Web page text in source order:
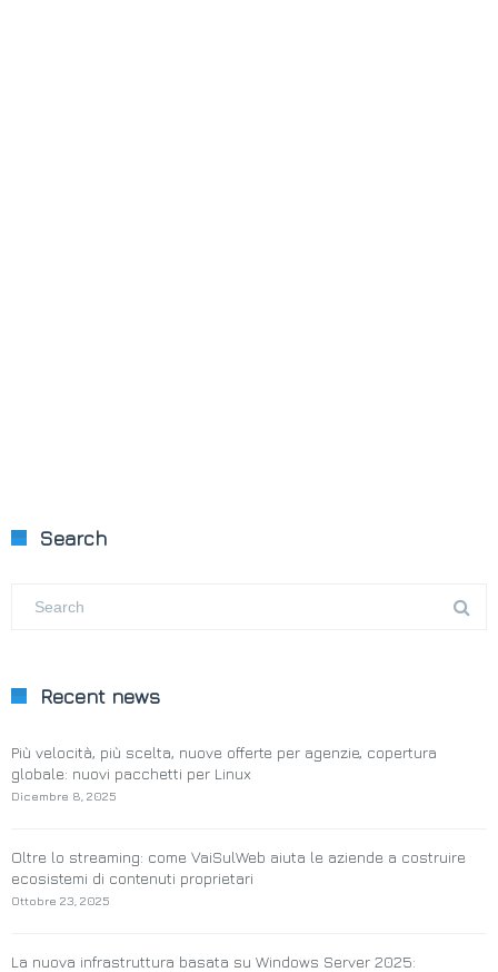
Search
Recent news
Più velocità, più scelta, nuove offerte per agenzie, copertura
globale: nuovi pacchetti per Linux
Dicembre 8, 2025
Oltre lo streaming: come VaiSulWeb aiuta le aziende a costruire
ecosistemi di contenuti proprietari
Ottobre 23, 2025
La nuova infrastruttura basata su Windows Server 2025: